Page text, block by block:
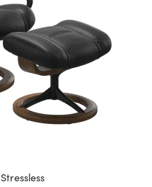
Stressless